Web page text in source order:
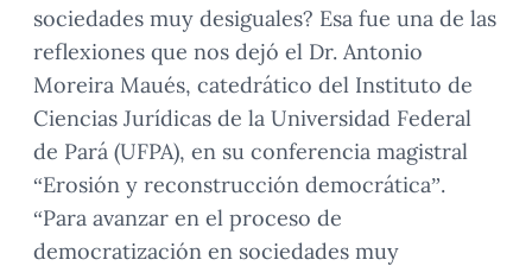
sociedades muy desiguales? Esa fue una de las
reflexiones que nos dejó el Dr. Antonio
Moreira Maués, catedrático del Instituto de
Ciencias Jurídicas de la Universidad Federal
de Pará (UFPA), en su conferencia magistral
“Erosión y reconstrucción democrática”.
“Para avanzar en el proceso de
democratización en sociedades muy